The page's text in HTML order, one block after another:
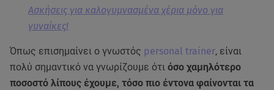
Ασκήσεις για καλογυμνασμένα χέρια μόνο για
γυναίκες!
Όπως επισημαίνει ο γνωστός personal trainer, είναι
πολύ σημαντικό να γνωρίζουμε ότι όσο χαμηλότερο
ποσοστό λίπους έχουμε, τόσο πιο έντονα φαίνονται τα